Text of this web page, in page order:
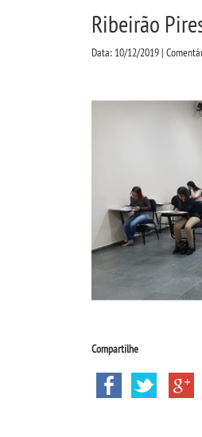
Ribeirão
Data: 10/12/2019 |
Compartilhe